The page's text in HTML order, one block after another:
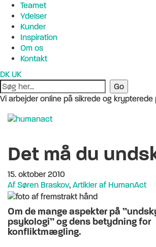
Teamet
Ydelser
Kunder
Inspiration
Om os
Kontakt
DK UK
Vi arbejder online på sikrede og krypterede
Det må du
15. oktober 2010
Af Søren Braskov, Artikler af HumanAct
Om de mange aspekter på
psykologi” og dens betydning for
konfliktmægling.